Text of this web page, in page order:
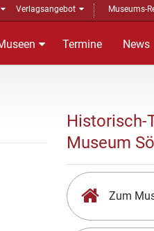
Verlagsangebot Museums-
Termine News
Historisch-
Museum
Zum